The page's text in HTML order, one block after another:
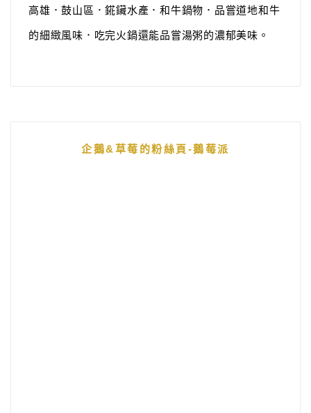
高雄．鼓山區．錵鑶水產．和牛鍋物．品嘗道地和牛
的細緻風味．吃完火鍋還能品嘗湯粥的濃郁美味。
企鵝&草莓的粉絲頁-鵝莓派